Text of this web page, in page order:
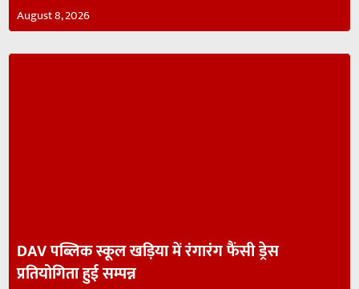
August 8, 2026
DAV पब्लिक स्कूल खड़िया में रंगारंग फैंसी ड्रेस
प्रतियोगिता हुई सम्पन्न